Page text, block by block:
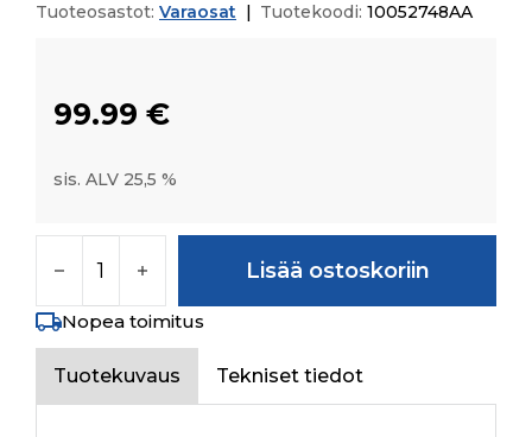
Tuoteosastot: Varaosat Tuotekoodi: 10052748AA
99.99 €
sis. ALV 25,5 %
Lisää ostoskoriin
Nopea toimitus
Tuotekuvaus Tekniset tiedot